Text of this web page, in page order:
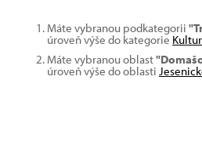
Máte vybranou podkategorii
úroveň výše do kategorie
Máte vybranou oblast
úroveň výše do oblasti